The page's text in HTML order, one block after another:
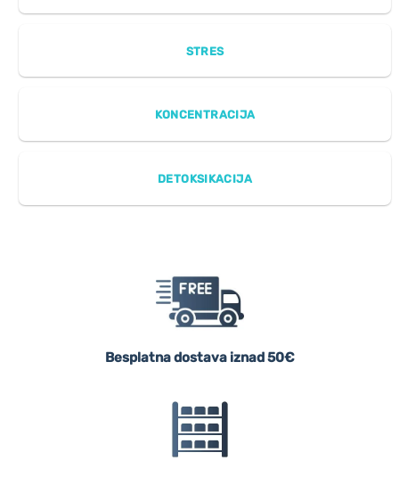
STRES
KONCENTRACIJA
DETOKSIKACIJA
Besplatna dostava iznad 50€